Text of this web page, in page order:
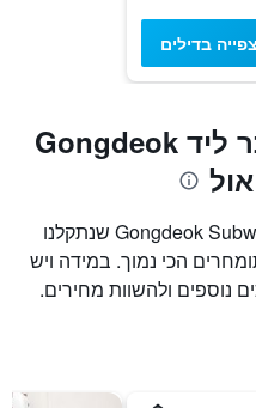
צפייה בדילים
המלונות הזולים ביותר ליד Gongdeok
מבין המלונות בקרבת Gongdeok Subway Station שנתקלנו
הכי נמוך. במידה ויש
נוספים ולהשוות מחירים.